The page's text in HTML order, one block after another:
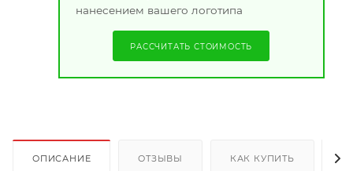
нанесением вашего логотипа
РАССЧИТАТЬ СТОИМОСТЬ
ОПИСАНИЕ ОТЗЫВЫ КАК КУПИТЬ